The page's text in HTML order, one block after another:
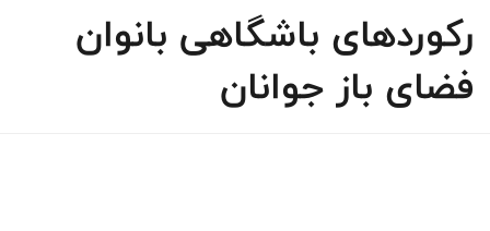
-
رکوردهای باشگاهی بانوان
فضای باز جوانان